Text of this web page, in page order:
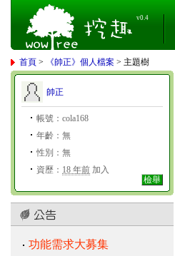
v0.4
首頁 > 《帥正》個人檔案 > 主題樹
帥正
帳號：cola168
年齡：無
性別：無
資歷： 18 年前 加入
檢舉
功能需求大募集